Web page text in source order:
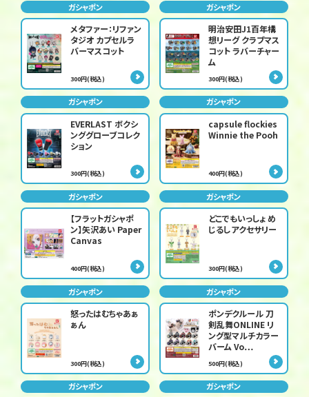
ガシャポン
メタファー：リファン
タジオ カプセルラ
バーマスコット
300円(税込)
ガシャポン
明治安田J1百年構
想リーグ クラブマス
コット ラバーチャー
ム
300円(税込)
ガシャポン
EVERLAST ボクシ
ンググローブコレク
ション
300円(税込)
ガシャポン
capsule flockies
Winnie the Pooh
400円(税込)
ガシャポン
【フラットガシャポ
ン】矢沢あい Paper
Canvas
400円(税込)
ガシャポン
どこでもいっしょ め
じるしアクセサリー
300円(税込)
ガシャポン
怒ったはむちゃあぁ
ぁん
300円(税込)
ガシャポン
ポンデクルール 刀
剣乱舞ONLINE リ
ング型マルチカラー
バーム Vo…
500円(税込)
ガシャポン ガシャポン